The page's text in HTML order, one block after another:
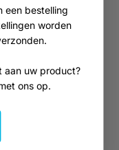
een bestelling
worden
aan uw product?
ons op.